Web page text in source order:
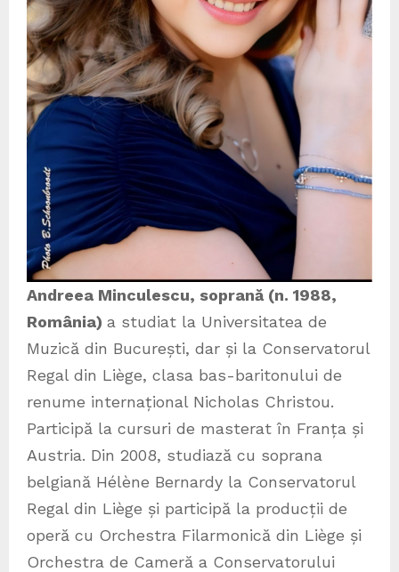
Andreea Minculescu, soprană (n. 1988,
România) a studiat la Universitatea de
Muzică din București, dar și la Conservatorul
Regal din Liège, clasa bas-baritonului de
renume internațional Nicholas Christou.
Participă la cursuri de masterat în Franța și
Austria. Din 2008, studiază cu soprana
belgiană Hélène Bernardy la Conservatorul
Regal din Liège și participă la producții de
operă cu Orchestra Filarmonică din Liège și
Orchestra de Cameră a Conservatorului